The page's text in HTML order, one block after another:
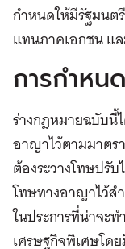
กำหนดให้มีรัฐมนต
แทนภาคเอกชน แ
การกำหน
ร่างกฎหมายฉบับ
อาญาไว้ตามมาตร
ต้องระวางโทษปรั
โทษทางอาญาไว้ส
ในประการที่น่าจะท
เศรษฐกิจพิเศษโด